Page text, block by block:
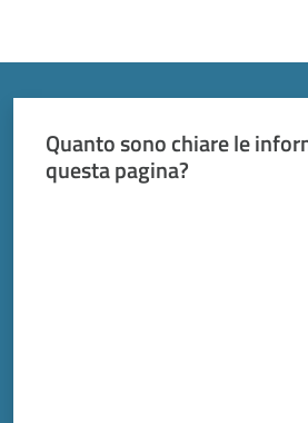
Quanto sono chiare le
questa pagina?